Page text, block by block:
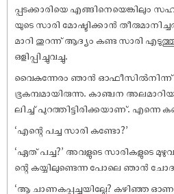
പ്പടക്കാരിയെ എങ്ങിനെയെങ്കിലും
യുടെ സാരി മോഷ്ടിക്കാൻ
മാറി തുറന്ന് ആദ്യം കണ്ട സാരി എടുത്തു
ഒളിപ്പിച്ചുവച്ചു.
വൈകുന്നേരം ഞാൻ ഓഫീസിൽനിന്ന്
ഭൂകമ്പമായിരുന്നു. കാഞ്ചന
ലിച്ച് പുറത്തിട്ടിരിക്കയാണ്. എന്നെ
‘എന്റെ പച്ച സാരി കണ്ടോ?’
‘ഏത് പച്ച?’ അവളുടെ സാരികളുടെ
ന്റെ കയ്യിലുണ്ടെന്ന പോലെ ഞാൻ
‘ആ ചാണകപ്പച്ചയില്ലേ? കഴിഞ്ഞ